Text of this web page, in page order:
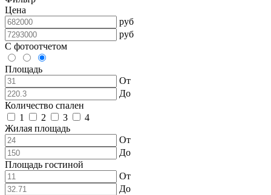
Цена
руб
руб
С фотоотчетом
Площадь
От
До
Количество спален
1
2 3
4
Жилая площадь
От
До
Площадь гостиной
От
До